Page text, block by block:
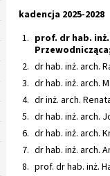
kadencja 2025-2028
prof. dr hab.
dr hab. inż. arch.
dr hab. inż. arch.
dr inż. arch.
dr hab. inż. arch.
dr hab. inż. arch.
dr hab. inż. arch.
prof. dr hab. inż.